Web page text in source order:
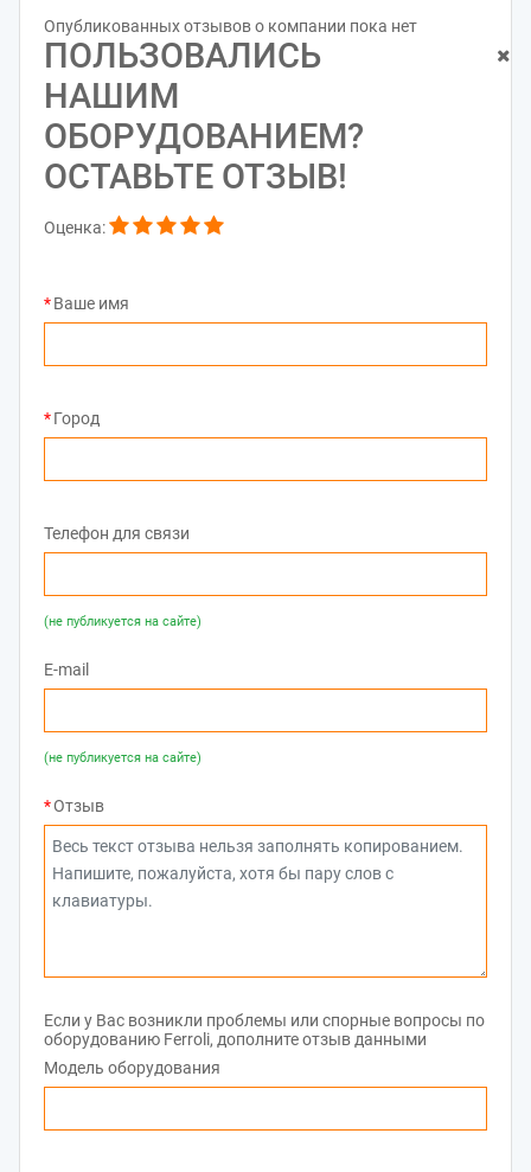
Опубликованных отзывов о компании пока нет
ПОЛЬЗОВАЛИСЬ
НАШИМ
ОБОРУДОВАНИЕМ?
ОСТАВЬТЕ ОТЗЫВ!
Оценка:
Ваше имя
Город
Телефон для связи
(не публикуется на сайте)
E-mail
(не публикуется на сайте)
Отзыв
Если у Вас возникли проблемы или спорные вопросы по
оборудованию Ferroli, дополните отзыв данными
Модель оборудования